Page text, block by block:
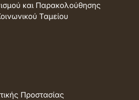
και Παρακολούθησης
Ταμείου
Προστασίας